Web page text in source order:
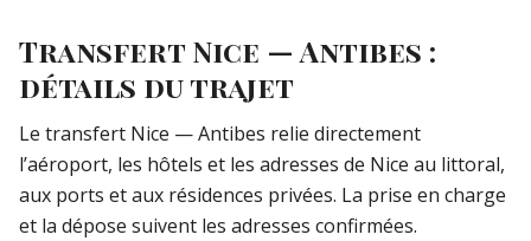
Transfert Nice — Antibes :
détails du trajet
Le transfert Nice — Antibes relie directement
l’aéroport, les hôtels et les adresses de Nice au littoral,
aux ports et aux résidences privées. La prise en charge
et la dépose suivent les adresses confirmées.